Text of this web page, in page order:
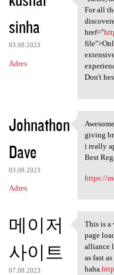
sinha
03.08.2023
Adres
"Hello,
For all
href="
Don't
Johnathon
Dave
03.08.2023
Adres
giving
i really
Best
https://
메이저
사이트
07.08.2023
This is
This is a
page
alliance
as fast
haha.